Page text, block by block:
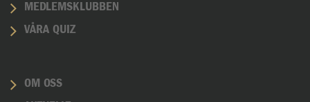
MEDLEMSKLUBBEN
VÅRA QUIZ
OM OSS